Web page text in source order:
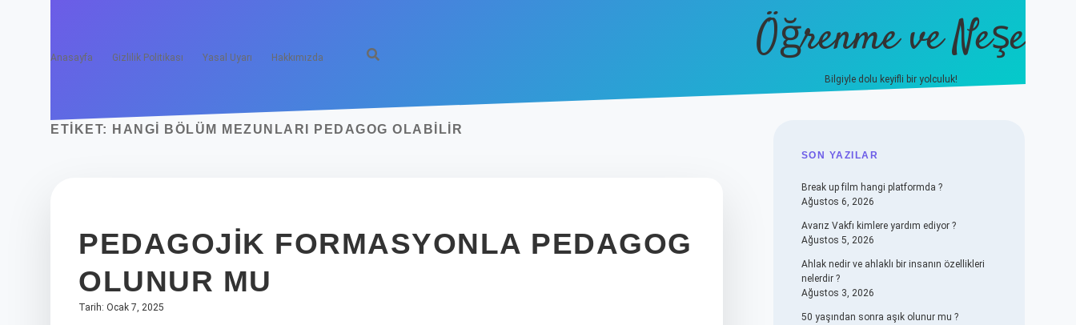
Anasayfa Gizlilik Politikası Yasal Uyarı Hakkımızda Öğrenme ve Neşe
Bilgiyle dolu keyifli bir yolculuk!
ETIKET: HANGI BÖLÜM MEZUNLARI PEDAGOG OLABILIR
PEDAGOJIK FORMASYONLA PEDAGOG
OLUNUR MU
Tarih: Ocak 7, 2025
SIDEBAR
SON YAZILAR
Break up film hangi platformda ?
Ağustos 6, 2026
Avarız Vakfı kimlere yardım ediyor ?
Ağustos 5, 2026
Ahlak nedir ve ahlaklı bir insanın özellikleri
nelerdir ?
Ağustos 3, 2026
50 yaşından sonra aşık olunur mu ?